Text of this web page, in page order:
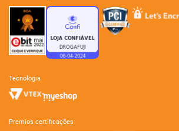
tecnologia
premios certificações